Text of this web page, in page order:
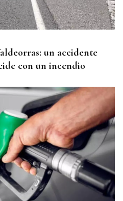
un accidente
con un incendio